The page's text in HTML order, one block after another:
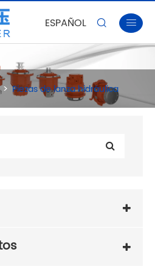
ESPAÑOL  
Piezas de lanza hidráulica